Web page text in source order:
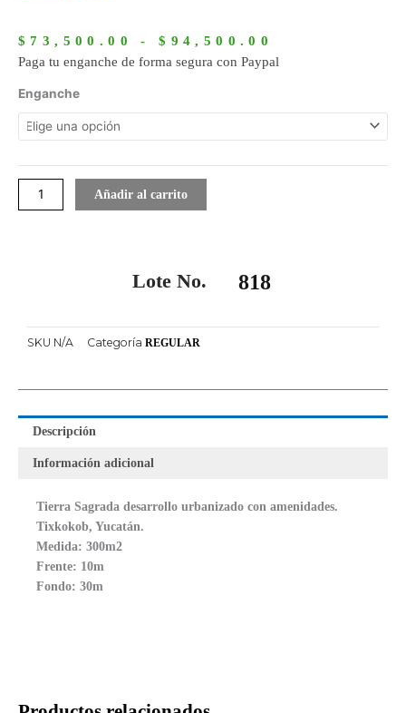
$73,500.00 - $ 94,500.00
precios:
hasta
$94,500.00
Paga tu enganche de forma segura con Paypal
Enganche
818
cantidad
Añadir al carrito
Lote No. 818
SKU N/A Categoría REGULAR
Descripción
Información adicional
Tierra Sagrada desarrollo urbanizado con amenidades.
Tixkokob, Yucatán.
Medida: 300m2
Frente: 10m
Fondo: 30m